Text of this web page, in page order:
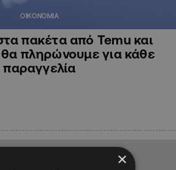
ΟΙΚΟΝΟΜΙΑ
πακέτα από Temu και
πληρώνουμε για κάθε
παραγγελία
×